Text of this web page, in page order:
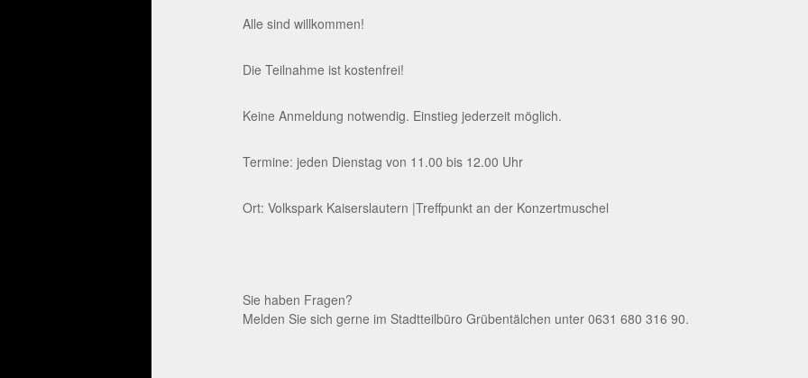
Alle sind willkommen!
Die Teilnahme ist kostenfrei!
Keine Anmeldung notwendig. Einstieg jederzeit möglich.
Termine: jeden Dienstag von 11.00 bis 12.00 Uhr
Ort: Volkspark Kaiserslautern |Treffpunkt an der Konzertmuschel
Sie haben Fragen?
Melden Sie sich gerne im Stadtteilbüro Grübentälchen unter 0631 680 316 90.